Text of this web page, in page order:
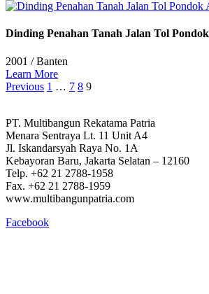
Dinding Penahan Tanah Jalan Tol
2001 /Banten
Learn More
Previous 1 … 7 8 9
PT. Multibangun Rekatama Patria
Menara Sentraya Lt. 11 Unit A4
Jl. Iskandarsyah Raya No. 1A
Kebayoran Baru, Jakarta Selatan – 12160
Telp. +62 21 2788-1958
Fax. +62 21 2788-1959
www.multibangunpatria.com
Facebook